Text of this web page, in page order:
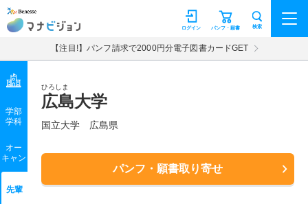
マナビジョン パンフ・願書
ログイン 検索
【注目!】パンフ請求で2000円分電子図書カードGET
ひろしま
広島大学
国立大学 広島県
パンフ・願書取り寄せ
学部
学科
オー
キャン
先輩